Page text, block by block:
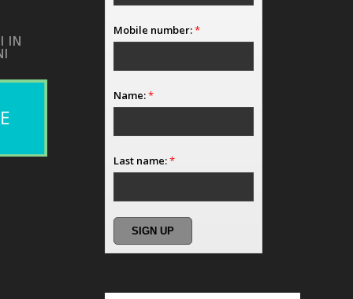
IN
Mobile number:*
Name:*
Last name:*